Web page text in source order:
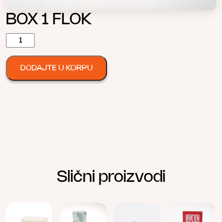
BOX 1 FLOK
BOX
1
FLOK
количина
DODAJTE U KORPU
Slični proizvodi